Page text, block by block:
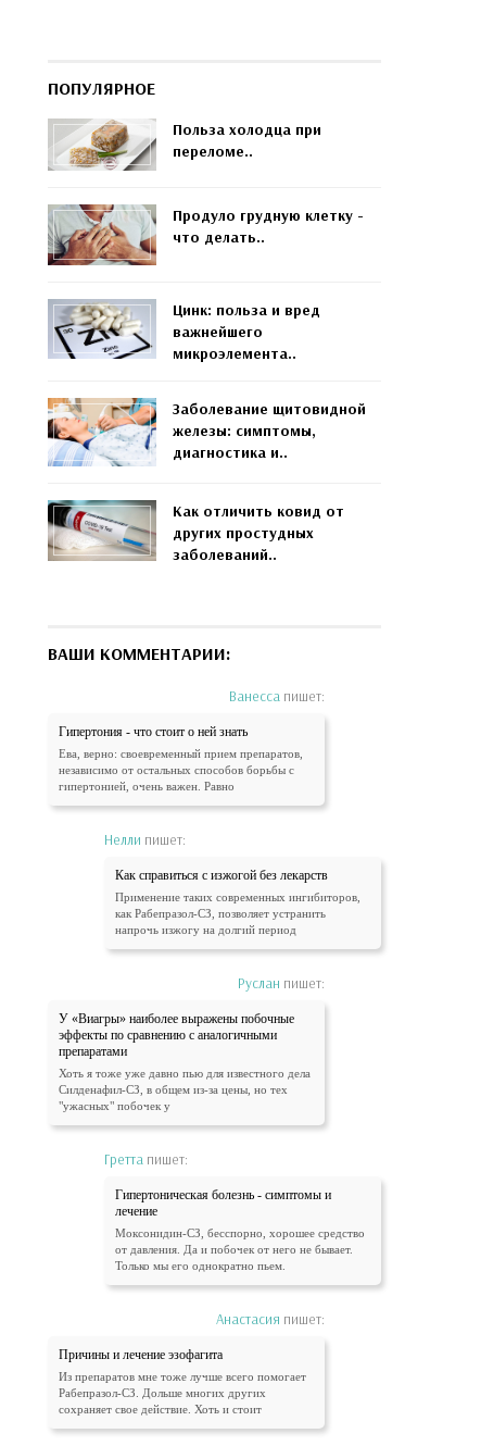
ПОПУЛЯРНОЕ
Польза холодца при
переломе..
Продуло грудную клетку -
что делать..
Цинк: польза и вред
важнейшего
микроэлемента..
Заболевание щитовидной
железы: симптомы,
диагностика и..
Как отличить ковид от
других простудных
заболеваний..
ВАШИ КОММЕНТАРИИ:
Ванесса пишет:
Гипертония - что стоит о ней знать
Ева, верно: своевременный прием препаратов,
независимо от остальных способов борьбы с
гипертонией, очень важен. Равно
Нелли пишет:
Как справиться с изжогой без лекарств
Применение таких современных ингибиторов,
как Рабепразол-СЗ, позволяет устранить
напрочь изжогу на долгий период
Руслан пишет:
У «Виагры» наиболее выражены побочные
эффекты по сравнению с аналогичными
препаратами
Хоть я тоже уже давно пью для известного дела
Силденафил-СЗ, в общем из-за цены, но тех
"ужасных" побочек у
Гретта пишет:
Гипертоническая болезнь - симптомы и
лечение
Моксонидин-СЗ, бесспорно, хорошее средство
от давления. Да и побочек от него не бывает.
Только мы его однократно пьем.
Анастасия пишет:
Причины и лечение эзофагита
Из препаратов мне тоже лучше всего помогает
Рабепразол-СЗ. Дольше многих других
сохраняет свое действие. Хоть и стоит